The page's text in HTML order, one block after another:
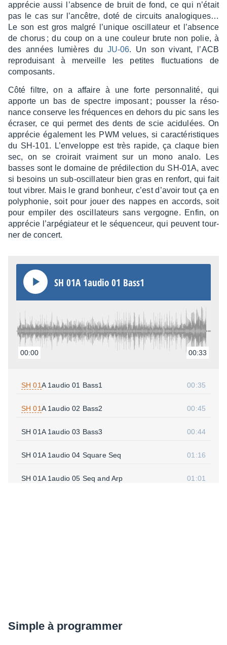
appré­cie aussi l’ab­sence de bruit de fond, ce qui n’était
pas le cas sur l’an­cêtre, doté de circuits analo­giques…
Le son est gros malgré l’unique oscil­la­teur et l’ab­sence
de chorus ; du coup on a une couleur brute non polie, à
des années lumières du JU-06. Un son vivant, l’ACB
repro­dui­sant à merveille les petites fluc­tua­tions de
compo­sants.
Côté filtre, on a affaire à une forte person­na­lité, qui
apporte un bas de spectre impo­sant ; pous­ser la réso­
nance conserve les fréquences en dehors du pic sans les
écra­ser, ce qui permet des dents de scie acidu­lées. On
appré­cie égale­ment les PWM velues, si carac­té­ris­tiques
du SH-101. L’en­ve­loppe est très rapide, ça claque bien
sec, on se croi­rait vrai­ment sur un mono analo. Les
basses sont le domaine de prédi­lec­tion du SH-01A, avec
si besoins un sub-oscil­la­teur bien gras en renfort, qui fait
tout vibrer. Mais le grand bonheur, c’est d’avoir tout ça en
poly­pho­nie, soit pour jouer des nappes en accords, soit
pour empi­ler des oscil­la­teurs sans vergogne. Enfin, on
appré­cie l’ar­pé­gia­teur et le séquen­ceur, qui peuvent tour­
ner de concert.
SH 01A 1audio 01 Bass1
00:00 00:33
SH 01A 1audio 01 Bass1 00:35
SH 01A 1audio 02 Bass2 00:45
SH 01A 1audio 03 Bass3 00:44
SH 01A 1audio 04 Square Seq 01:16
SH 01A 1audio 05 Seq and Arp 01:01
Simple à program­mer